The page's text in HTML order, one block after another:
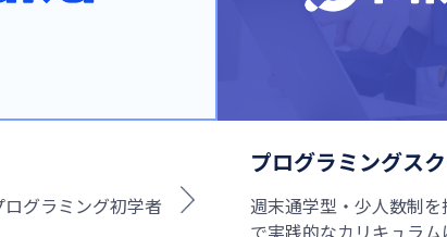
グラミング初学者
プログラミングス
週末通学型・少人数制
で実践的なカリキュラム